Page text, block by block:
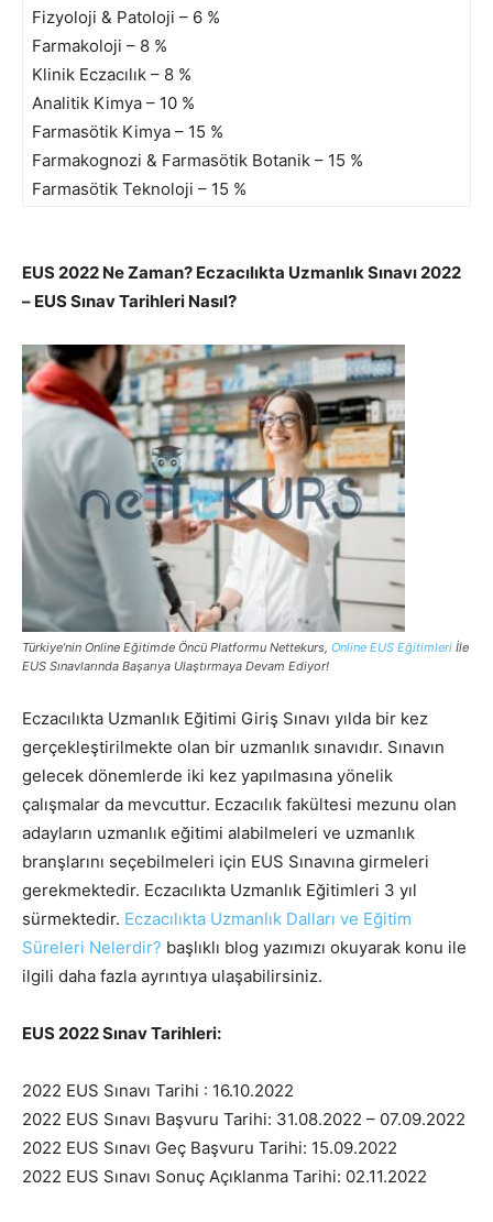
Fizyoloji & Patoloji – 6 %
Farmakoloji – 8 %
Klinik Eczacılık – 8 %
Analitik Kimya – 10 %
Farmasötik Kimya – 15 %
Farmakognozi & Farmasötik Botanik – 15 %
Farmasötik Teknoloji – 15 %
EUS 2022 Ne Zaman? Eczacılıkta Uzmanlık Sınavı 2022
– EUS Sınav Tarihleri Nasıl?
Türkiye’nin Online Eğitimde Öncü Platformu Nettekurs, Online EUS Eğitimleri İle
EUS Sınavlarında Başarıya Ulaştırmaya Devam Ediyor!
Eczacılıkta Uzmanlık Eğitimi Giriş Sınavı yılda bir kez
gerçekleştirilmekte olan bir uzmanlık sınavıdır. Sınavın
gelecek dönemlerde iki kez yapılmasına yönelik
çalışmalar da mevcuttur. Eczacılık fakültesi mezunu olan
adayların uzmanlık eğitimi alabilmeleri ve uzmanlık
branşlarını seçebilmeleri için EUS Sınavına girmeleri
gerekmektedir. Eczacılıkta Uzmanlık Eğitimleri 3 yıl
sürmektedir. Eczacılıkta Uzmanlık Dalları ve Eğitim
Süreleri Nelerdir? başlıklı blog yazımızı okuyarak konu ile
ilgili daha fazla ayrıntıya ulaşabilirsiniz.
EUS 2022 Sınav Tarihleri:
2022 EUS Sınavı Tarihi : 16.10.2022
2022 EUS Sınavı Başvuru Tarihi: 31.08.2022 – 07.09.2022
2022 EUS Sınavı Geç Başvuru Tarihi: 15.09.2022
2022 EUS Sınavı Sonuç Açıklanma Tarihi: 02.11.2022